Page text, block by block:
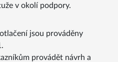
v okolí podpory.
jsou prováděny
provádět návrh a